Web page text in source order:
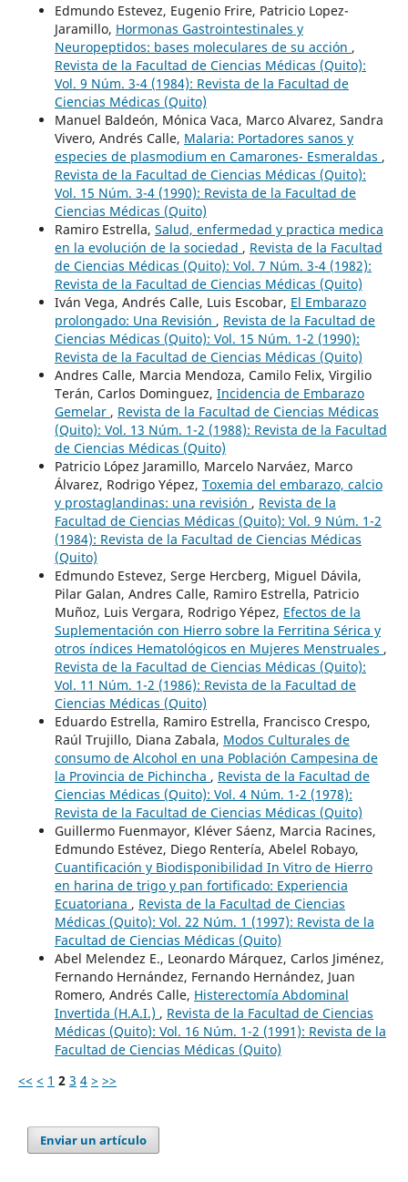
Edmundo Estevez, Eugenio Frire, Patricio Lopez-
Jaramillo, Hormonas Gastrointestinales y
Neuropeptidos: bases moleculares de su acción ,
Revista de la Facultad de Ciencias Médicas (Quito):
Vol. 9 Núm. 3-4 (1984): Revista de la Facultad de
Ciencias Médicas (Quito)
Manuel Baldeón, Mónica Vaca, Marco Alvarez, Sandra
Vivero, Andrés Calle, Malaria: Portadores sanos y
especies de plasmodium en Camarones- Esmeraldas ,
Revista de la Facultad de Ciencias Médicas (Quito):
Vol. 15 Núm. 3-4 (1990): Revista de la Facultad de
Ciencias Médicas (Quito)
Ramiro Estrella, Salud, enfermedad y practica medica
en la evolución de la sociedad , Revista de la Facultad
de Ciencias Médicas (Quito): Vol. 7 Núm. 3-4 (1982):
Revista de la Facultad de Ciencias Médicas (Quito)
Iván Vega, Andrés Calle, Luis Escobar, El Embarazo
prolongado: Una Revisión , Revista de la Facultad de
Ciencias Médicas (Quito): Vol. 15 Núm. 1-2 (1990):
Revista de la Facultad de Ciencias Médicas (Quito)
Andres Calle, Marcia Mendoza, Camilo Felix, Virgilio
Terán, Carlos Dominguez, Incidencia de Embarazo
Gemelar , Revista de la Facultad de Ciencias Médicas
(Quito): Vol. 13 Núm. 1-2 (1988): Revista de la Facultad
de Ciencias Médicas (Quito)
Patricio López Jaramillo, Marcelo Narváez, Marco
Álvarez, Rodrigo Yépez, Toxemia del embarazo, calcio
y prostaglandinas: una revisión , Revista de la
Facultad de Ciencias Médicas (Quito): Vol. 9 Núm. 1-2
(1984): Revista de la Facultad de Ciencias Médicas
(Quito)
Edmundo Estevez, Serge Hercberg, Miguel Dávila,
Pilar Galan, Andres Calle, Ramiro Estrella, Patricio
Muñoz, Luis Vergara, Rodrigo Yépez, Efectos de la
Suplementación con Hierro sobre la Ferritina Sérica y
otros índices Hematológicos en Mujeres Menstruales ,
Revista de la Facultad de Ciencias Médicas (Quito):
Vol. 11 Núm. 1-2 (1986): Revista de la Facultad de
Ciencias Médicas (Quito)
Eduardo Estrella, Ramiro Estrella, Francisco Crespo,
Raúl Trujillo, Diana Zabala, Modos Culturales de
consumo de Alcohol en una Población Campesina de
la Provincia de Pichincha , Revista de la Facultad de
Ciencias Médicas (Quito): Vol. 4 Núm. 1-2 (1978):
Revista de la Facultad de Ciencias Médicas (Quito)
Guillermo Fuenmayor, Kléver Sáenz, Marcia Racines,
Edmundo Estévez, Diego Rentería, Abelel Robayo,
Cuantificación y Biodisponibilidad In Vitro de Hierro
en harina de trigo y pan fortificado: Experiencia
Ecuatoriana , Revista de la Facultad de Ciencias
Médicas (Quito): Vol. 22 Núm. 1 (1997): Revista de la
Facultad de Ciencias Médicas (Quito)
Abel Melendez E., Leonardo Márquez, Carlos Jiménez,
Fernando Hernández, Fernando Hernández, Juan
Romero, Andrés Calle, Histerectomía Abdominal
Invertida (H.A.I.) , Revista de la Facultad de Ciencias
Médicas (Quito): Vol. 16 Núm. 1-2 (1991): Revista de la
Facultad de Ciencias Médicas (Quito)
<< < 1 2 3 4 > >>
Enviar un artículo